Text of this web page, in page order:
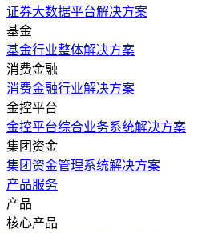
证券大数据平台解决方案
基金
基金行业整体解决方案
消费金融
消费金融行业解决方案
金控平台
金控平台综合业务系统解决方案
集团资金
集团资金管理系统解决方案
产品服务
产品
核心产品